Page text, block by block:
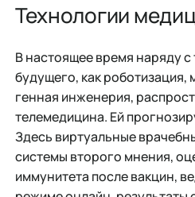
Технологии
В настоящее время наряду
будущего, как
генная инженерия,
телемедицина. Ей
Здесь виртуальные
системы второго мнения,
иммунитета после вакцин,